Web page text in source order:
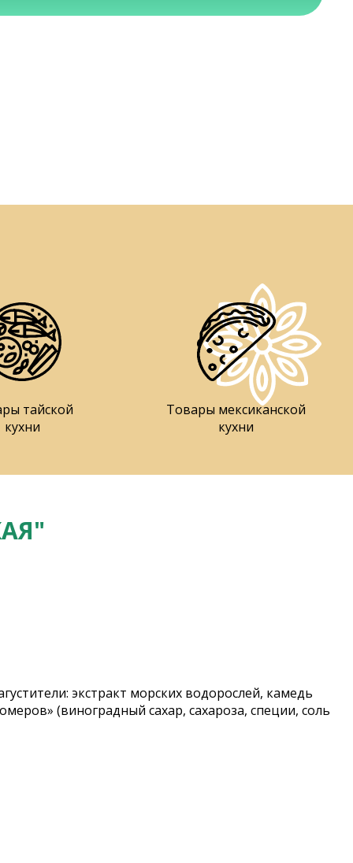
тайской
кухни
Товары мексиканской
кухни
экстракт морских водорослей, камедь
(виноградный сахар, сахароза, специи, соль